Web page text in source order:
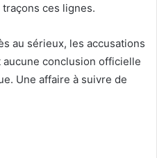
ces lignes.
au sérieux, les accusations
aucune conclusion officielle
Une affaire à suivre de